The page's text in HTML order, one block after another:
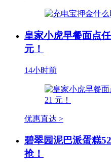
皇家小虎早餐面点
元！
14小时前
优惠直达 >
碧翠园泥巴派蛋糕
抢！